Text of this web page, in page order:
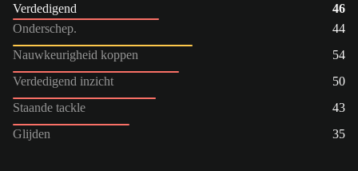
Verdedigend
46
Onderschep.
44
Nauwkeurigheid koppen
54
Verdedigend inzicht
50
Staande tackle
43
Glijden
35